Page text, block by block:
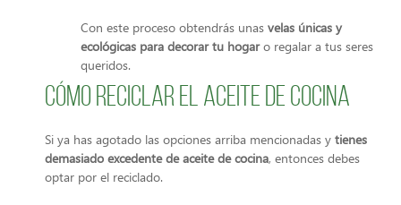
Con este proceso obtendrás unas velas únicas y
ecológicas para decorar tu hogaro regalar a tus seres
queridos.
Cómo reciclar el aceite de cocina
Si ya has agotado las opciones arriba mencionadas y tienes
demasiado excedente de aceite de cocina, entonces debes
optar por el reciclado.